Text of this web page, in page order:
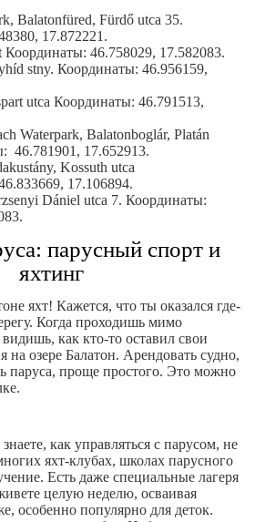
Balatonfüred, Fürdő utca 35.
17.872221.
Координаты: 46.758029, 17.582083.
stny. Координаты: 46.956159,
utca Координаты: 46.791513,
Waterpark, Balatonboglár, Platán
46.781901, 17.652913.
Kossuth utca
17.106894.
Dániel utca 7. Координаты:
парусный спорт и
яхтинг
яхт! Кажется, что ты оказался где-
Когда проходишь мимо
как кто-то оставил свои
на озере Балатон. Арендовать судно,
паруса, проще простого. Это можно
как управляться с парусом, не
яхт-клубах, школах парусного
Есть даже специальные лагеря
целую неделю, осваивая
особенно популярно для деток.